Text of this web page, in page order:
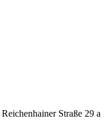
Reichenhainer Straße 29 a